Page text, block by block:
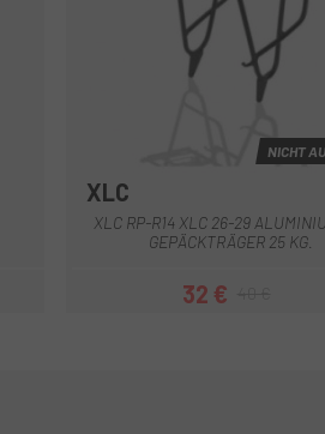
NICHT
XLC
XLC RP-R14 XLC 26-29
GEPÄCKTRÄGER 25 KG.
Preis
32 €Regulärer